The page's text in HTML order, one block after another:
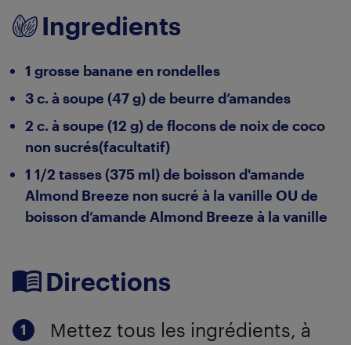
Ingredients
1 grosse banane en rondelles
3 c. à soupe (47 g) de beurre d’amandes
2 c. à soupe (12 g) de flocons de noix de coco
non sucrés(facultatif)
1 1/2 tasses (375 ml) de boisson d'amande
Almond Breeze non sucré à la vanille OU de
boisson d’amande Almond Breeze à la vanille
Directions
Mettez tous les ingrédients, à